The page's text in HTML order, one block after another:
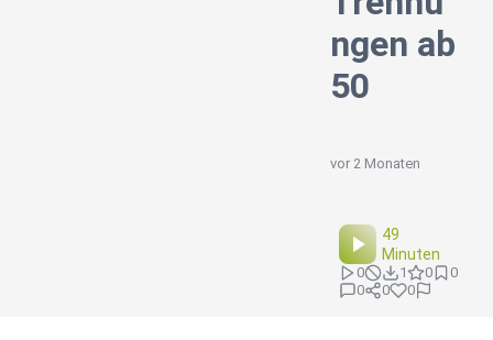
ngen ab
50
vor 2 Monaten
49
Minuten
0 1 0
0
0
0 0